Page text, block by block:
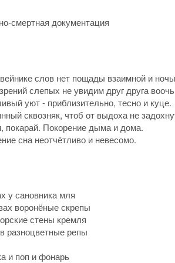
смертная документация
слов нет пощады взаимной и
слепых не увидим друг друга
уют - приблизительно, тесно и куце.
сквозняк, чтоб от выдоха не
покарай. Покорение дыма и дома.
сна неотчётливо и невесомо.
у сановника мля
воронёные скрепы
стены кремля
разноцветные репы
и поп и фонарь